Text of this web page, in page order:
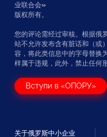
业联合会»
版权所有。
您的评论需经过审核。根据俄
站不允许发布含有脏话和（或
容，将此类信息中的字母替换
样属于违规，此外，禁止任何
Вступи в «ОПОРУ»
关于俄罗斯中小企业